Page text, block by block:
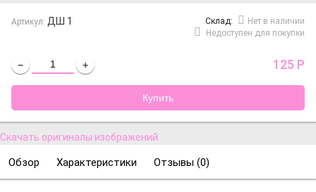
Артикул: ДШ 1 Cклад:
Нет в наличии
Недоступен для покупки
− + 125 Р
Скачать оригиналы изображений
Обзор Характеристики Отзывы (0)